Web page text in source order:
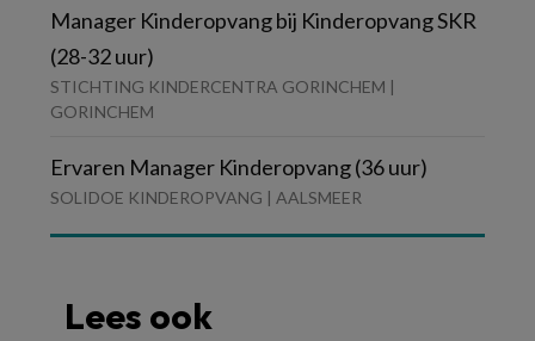
Manager Kinderopvang bij Kinderopvang SKR
(28-32 uur)
STICHTING KINDERCENTRA GORINCHEM |
GORINCHEM
Ervaren Manager Kinderopvang (36 uur)
SOLIDOE KINDEROPVANG | AALSMEER
Lees ook